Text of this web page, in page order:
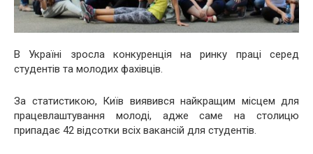
В Україні зросла конкуренція на ринку праці серед
студентів та молодих фахівців.
За статистикою, Київ виявився найкращим місцем для
працевлаштування молоді, адже саме на столицю
припадає 42 відсотки всіх вакансій для студентів.